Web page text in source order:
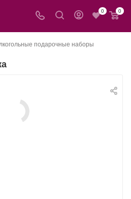
0 0
подарочные наборы